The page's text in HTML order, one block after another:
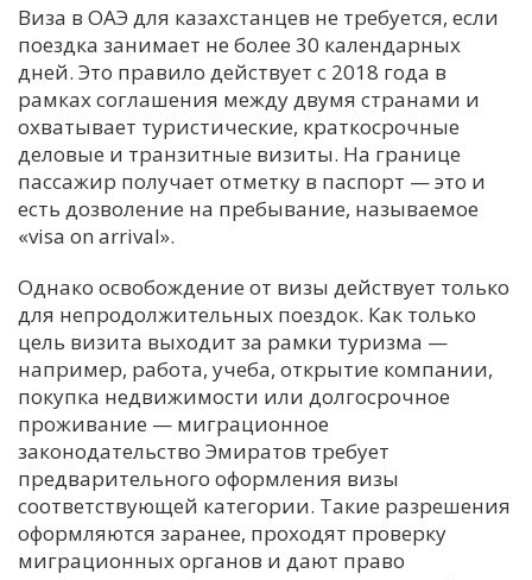
Виза в ОАЭ для казахстанцев не требуется, если
поездка занимает не более 30 календарных
дней. Это правило действует с 2018 года в
рамках соглашения между двумя странами и
охватывает туристические, краткосрочные
деловые и транзитные визиты. На границе
пассажир получает отметку в паспорт — это и
есть дозволение на пребывание, называемое
«visa on arrival».
Однако освобождение от визы действует только
для непродолжительных поездок. Как только
цель визита выходит за рамки туризма —
например, работа, учеба, открытие компании,
покупка недвижимости или долгосрочное
проживание — миграционное
законодательство Эмиратов требует
предварительного оформления визы
соответствующей категории. Такие разрешения
оформляются заранее, проходят проверку
миграционных органов и дают право